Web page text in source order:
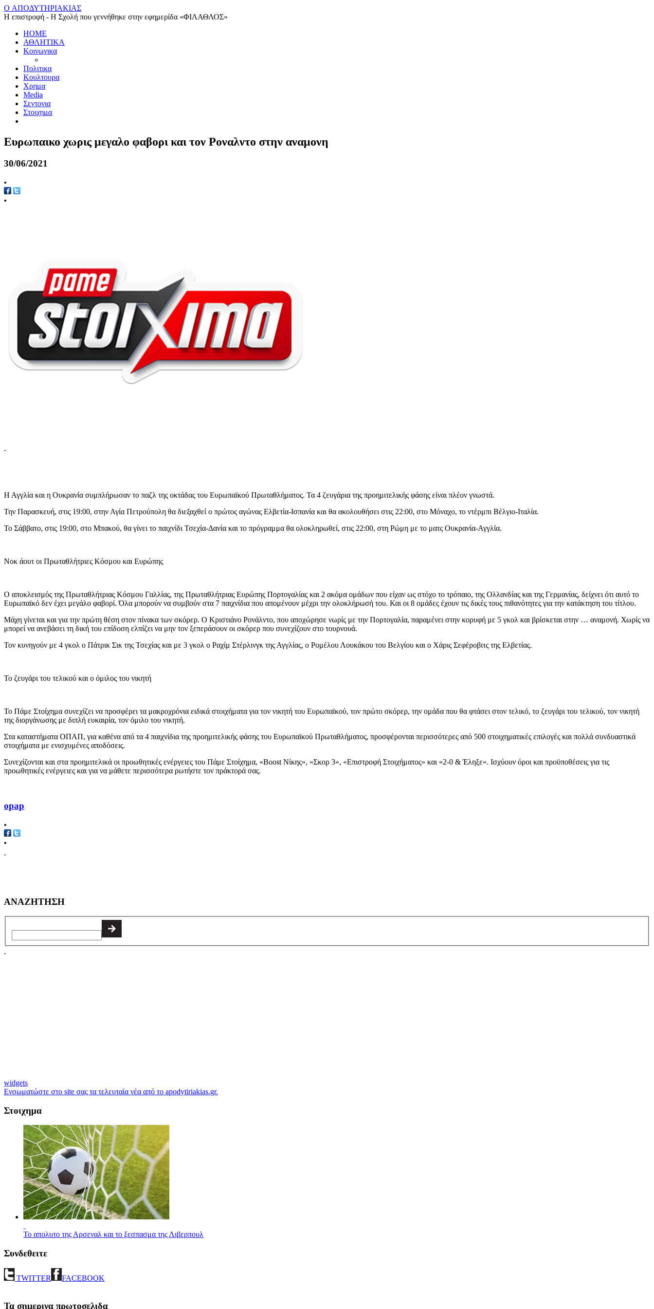
O ΑΠΟΔΥΤΗΡΙΑΚΙΑΣ
Η επιστροφή - Η Σχολή που γεννήθηκε στην εφημερίδα «ΦΙΛΑΘΛΟΣ»
HOME
ΑΘΛΗΤΙΚΑ
Κοινωνικα
Πολιτικα
Κουλτουρα
Χρημα
Media
Σεντονια
Στοιχημα
Ευρωπαικο χωρις μεγαλο φαβορι και τον Ροναλντο στην αναμονη
30/06/2021
•
•
Η Αγγλία και η Ουκρανία συμπλήρωσαν το παζλ της οκτάδας του Ευρωπαϊκού Πρωταθλήματος. Τα 4 ζευγάρια της προημιτελικής φάσης είναι πλέον γνωστά.
Την Παρασκευή, στις 19:00, στην Αγία Πετρούπολη θα διεξαχθεί ο πρώτος αγώνας Ελβετία-Ισπανία και θα ακολουθήσει στις 22:00, στο Μόναχο, το ντέρμπι Βέλγιο-Ιταλία.
Το Σάββατο, στις 19:00, στο Μπακού, θα γίνει το παιχνίδι Τσεχία-Δανία και το πρόγραμμα θα ολοκληρωθεί, στις 22:00, στη Ρώμη με το ματς Ουκρανία-Αγγλία.
Νοκ άουτ οι Πρωταθλήτριες Κόσμου και Ευρώπης
Ο αποκλεισμός της Πρωταθλήτριας Κόσμου Γαλλίας, της Πρωταθλήτριας Ευρώπης Πορτογαλίας και 2 ακόμα ομάδων που είχαν ως στόχο το τρόπαιο, της Ολλανδίας και της Γερμανίας, δείχνει ότι αυτό το
Ευρωπαϊκό δεν έχει μεγάλο φαβορί. Όλα μπορούν να συμβούν στα 7 παιχνίδια που απομένουν μέχρι την ολοκλήρωσή του. Και οι 8 ομάδες έχουν τις δικές τους πιθανότητες για την κατάκτηση του τίτλου.
Μάχη γίνεται και για την πρώτη θέση στον πίνακα των σκόρερ. Ο Κριστιάνο Ρονάλντο, που αποχώρησε νωρίς με την Πορτογαλία, παραμένει στην κορυφή με 5 γκολ και βρίσκεται στην … αναμονή. Χωρίς να
μπορεί να ανεβάσει τη δική του επίδοση ελπίζει να μην τον ξεπεράσουν οι σκόρερ που συνεχίζουν στο τουρνουά.
Τον κυνηγούν με 4 γκολ ο Πάτρικ Σικ της Τσεχίας και με 3 γκολ ο Ραχίμ Στέρλινγκ της Αγγλίας, ο Ρομέλου Λουκάκου του Βελγίου και ο Χάρις Σεφέροβιτς της Ελβετίας.
Το ζευγάρι του τελικού και ο όμιλος του νικητή
Το Πάμε Στοίχημα συνεχίζει να προσφέρει τα μακροχρόνια ειδικά στοιχήματα για τον νικητή του Ευρωπαϊκού, τον πρώτο σκόρερ, την ομάδα που θα φτάσει στον τελικό, το ζευγάρι του τελικού, τον νικητή
της διοργάνωσης με διπλή ευκαιρία, τον όμιλο του νικητή.
Στα καταστήματα ΟΠΑΠ, για καθένα από τα 4 παιχνίδια της προημιτελικής φάσης του Ευρωπαϊκού Πρωταθλήματος, προσφέρονται περισσότερες από 500 στοιχηματικές επιλογές και πολλά συνδυαστικά
στοιχήματα με ενισχυμένες αποδόσεις.
Συνεχίζονται και στα προημιτελικά οι προωθητικές ενέργειες του Πάμε Στοίχημα, «Boost Νίκης», «Σκορ 3», «Επιστροφή Στοιχήματος» και «2-0 & Έληξε». Ισχύουν όροι και προϋποθέσεις για τις
προωθητικές ενέργειες και για να μάθετε περισσότερα ρωτήστε τον πράκτορά σας.
opap
•
•
ΑΝΑΖΗΤΗΣΗ
widgets
Ενσωματώστε στο site σας τα τελευταία νέα από το apodytiriakias.gr.
Στοιχημα
Το απολυτο της Αρσεναλ και το ξεσπασμα της Λιβερπουλ
Συνδεθειτε
TWITTER FACEBOOK
Τα σημερινα πρωτοσελιδα